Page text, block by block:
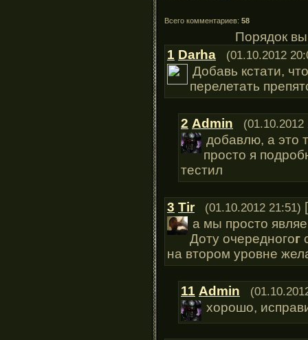
Всего комментариев: 58
Порядок
1 Darha (01.10.2012
Добавь кстати,
перелетать
2 Admin (01.10.2012
добавлю, а это
просто я
тестил
3 Tir (01.10.2012 21:51) [
а мы просто
Доту очередногог
на втором уровне
11 Admin
хорошо,